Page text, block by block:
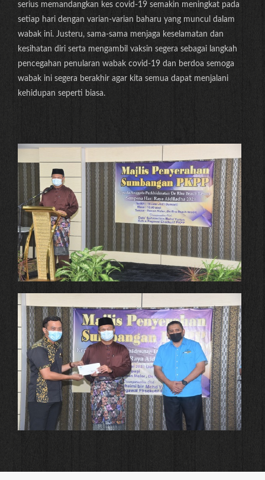
serius memandangkan kes covid-19 semakin meningkat pada
setiap hari dengan varian-varian baharu yang muncul dalam
wabak ini. Justeru, sama-sama menjaga keselamatan dan
kesihatan diri serta mengambil vaksin segera sebagai langkah
pencegahan penularan wabak covid-19 dan berdoa semoga
wabak ini segera berakhir agar kita semua dapat menjalani
kehidupan seperti biasa.